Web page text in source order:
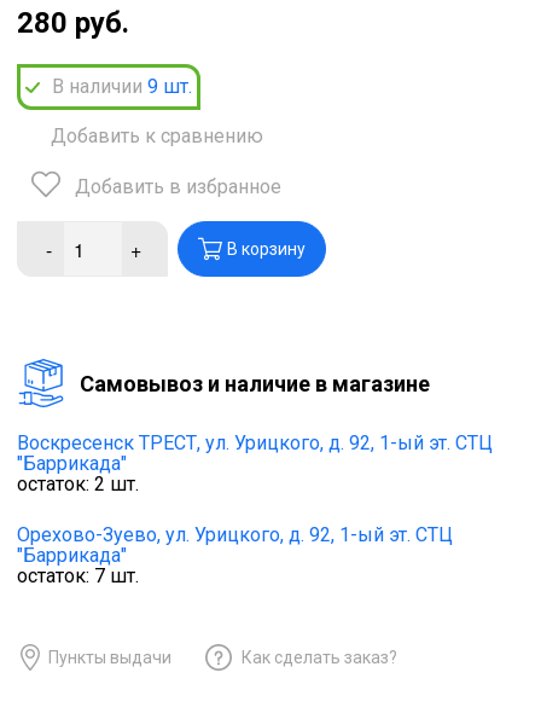
280 руб.
В наличии 9 шт.
Добавить к сравнению
Добавить в избранное
- + В корзину
Cамовывоз и наличие в магазине
Воскресенск ТРЕСТ, ул. Урицкого, д. 92, 1-ый эт. СТЦ
"Баррикада"
остаток: 2 шт.
Орехово-Зуево, ул. Урицкого, д. 92, 1-ый эт. СТЦ
"Баррикада"
остаток: 7 шт.
Пункты выдачи Как сделать заказ?